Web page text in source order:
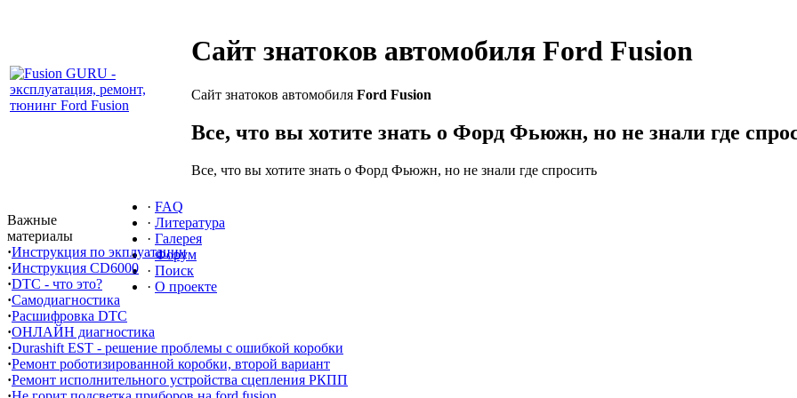
Сайт знатоков автомобиля Ford Fusion
Сайт знатоков автомобиля Ford Fusion
Все, что вы хотите знать о Форд Фьюжн, но не знали где
Все, что вы хотите знать о Форд Фьюжн, но не знали где спросить
· FAQ
· Литература
· Галерея
· Форум
· Поиск
· О проекте
Важные
материалы
·Инструкция по экплуатации
·Инструкция CD6000
·DTC - что это?
·Самодиагностика
·Расшифровка DTC
·ОНЛАЙН диагностика
·Durashift EST - решение проблемы с ошибкой коробки
·Ремонт роботизированной коробки, второй вариант
·Ремонт исполнительного устройства сцепления РКПП